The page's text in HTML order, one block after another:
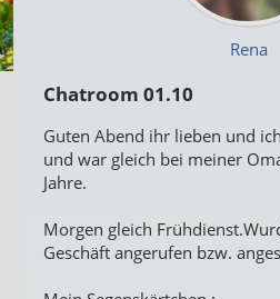
Rena
Chatroom 01.10
Guten Abend ihr lieben und
und war gleich bei meiner
Jahre.
Morgen gleich
Geschäft angerufen bzw.